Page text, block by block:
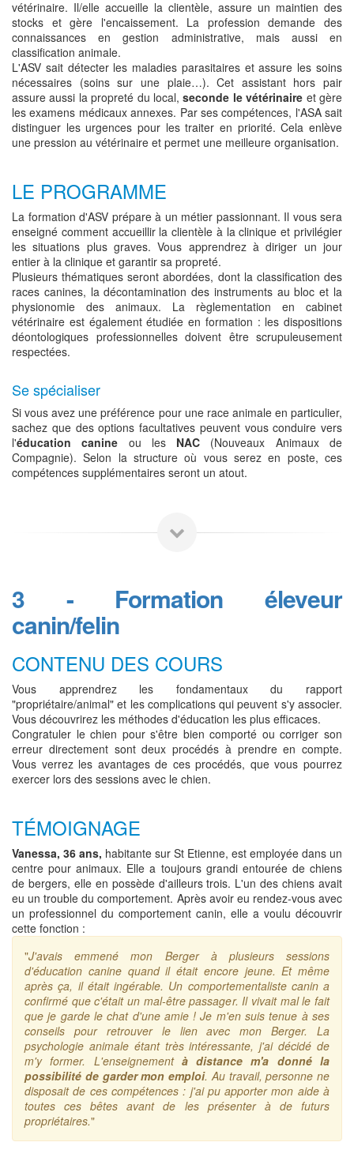
vétérinaire. Il/elle accueille la clientèle, assure un maintien des
stocks et gère l'encaissement. La profession demande des
connaissances en gestion administrative, mais aussi en
classification animale.
L'ASV sait détecter les maladies parasitaires et assure les soins
nécessaires (soins sur une plaie…). Cet assistant hors pair
assure aussi la propreté du local,seconde le vétérinaire et gère
les examens médicaux annexes. Par ses compétences, l'ASA sait
distinguer les urgences pour les traiter en priorité. Cela enlève
une pression au vétérinaire et permet une meilleure organisation.
LE PROGRAMME
La formation d'ASV prépare à un métier passionnant. Il vous sera
enseigné comment accueillir la clientèle à la clinique et privilégier
les situations plus graves. Vous apprendrez à diriger un jour
entier à la clinique et garantir sa propreté.
Plusieurs thématiques seront abordées, dont la classification des
races canines, la décontamination des instruments au bloc et la
physionomie des animaux. La règlementation en cabinet
vétérinaire est également étudiée en formation : les dispositions
déontologiques professionnelles doivent être scrupuleusement
respectées.
Se spécialiser
Si vous avez une préférence pour une race animale en particulier,
sachez que des options facultatives peuvent vous conduire vers
l'éducation canine ou les NAC (Nouveaux Animaux de
Compagnie). Selon la structure où vous serez en poste, ces
compétences supplémentaires seront un atout.
3 - Formation éleveur
canin/felin
CONTENU DES COURS
Vous apprendrez les fondamentaux du rapport
"propriétaire/animal" et les complications qui peuvent s'y associer.
Vous découvrirez les méthodes d'éducation les plus efficaces.
Congratuler le chien pour s'être bien comporté ou corriger son
erreur directement sont deux procédés à prendre en compte.
Vous verrez les avantages de ces procédés, que vous pourrez
exercer lors des sessions avec le chien.
TÉMOIGNAGE
Vanessa, 36 ans, habitante sur St Etienne, est employée dans un
centre pour animaux. Elle a toujours grandi entourée de chiens
de bergers, elle en possède d'ailleurs trois. L'un des chiens avait
eu un trouble du comportement. Après avoir eu rendez-vous avec
un professionnel du comportement canin, elle a voulu découvrir
cette fonction :
"J'avais emmené mon Berger à plusieurs sessions
d'éducation canine quand il était encore jeune. Et même
après ça, il était ingérable. Un comportementaliste canin a
confirmé que c'était un mal-être passager. Il vivait mal le fait
que je garde le chat d'une amie ! Je m'en suis tenue à ses
conseils pour retrouver le lien avec mon Berger. La
psychologie animale étant très intéressante, j'ai décidé de
m'y former. L'enseignement à distance m'a donné la
possibilité de garder mon emploi. Au travail, personne ne
disposait de ces compétences : j'ai pu apporter mon aide à
toutes ces bêtes avant de les présenter à de futurs
propriétaires."